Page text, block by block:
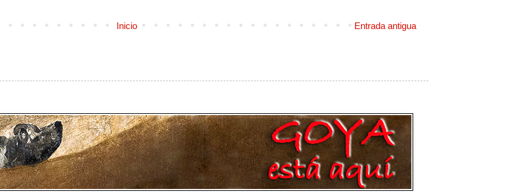
Entrada antigua
Inicio